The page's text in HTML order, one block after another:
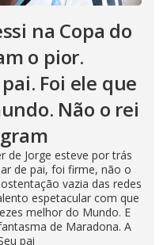
na Copa do
o pior.
Foi ele que
Não o rei
de Jorge esteve por trás
de pai, foi firme, não o
vazia das redes
espetacular com que
melhor do Mundo. E
de Maradona. A
pai